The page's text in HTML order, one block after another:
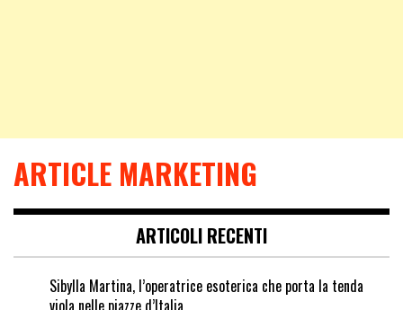
ARTICLE MARKETING
ARTICOLI RECENTI
Sibylla Martina, l’operatrice esoterica che porta la tenda
viola nelle piazze d’Italia